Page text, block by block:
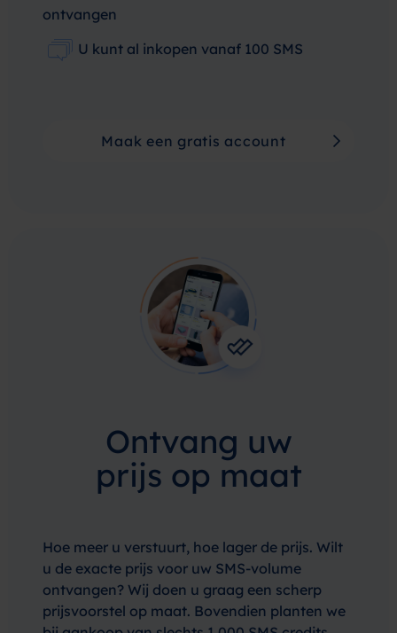
ontvangen
U kunt al inkopen vanaf 100 SMS
Maak een gratis account
Ontvang uw
prijs op maat
Hoe meer u verstuurt, hoe lager de prijs. Wilt
u de exacte prijs voor uw SMS-volume
ontvangen? Wij doen u graag een scherp
prijsvoorstel op maat. Bovendien planten we